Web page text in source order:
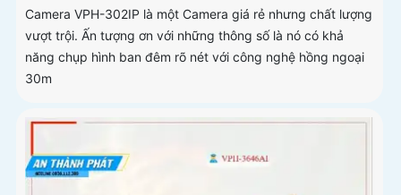
Camera VPH-302IP là một Camera giá rẻ nhưng chất lượng
vượt trội. Ấn tượng ơn với những thông số là nó có khả
năng chụp hình ban đêm rõ nét với công nghệ hồng ngoại
30m